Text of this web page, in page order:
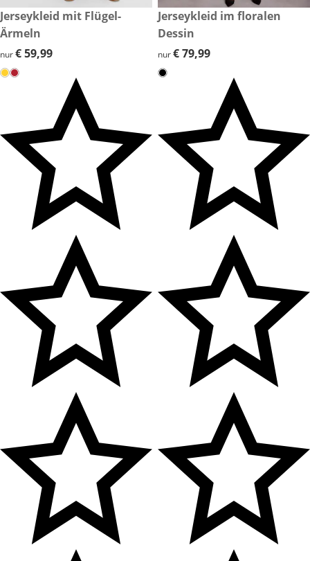
€ 59,99
Jerseykleid mit Flügel-
Ärmeln
€ 59,99
nur€ 59,99
€ 79,99
Jerseykleid im floralen
Dessin
€ 79,99
nur€ 79,99